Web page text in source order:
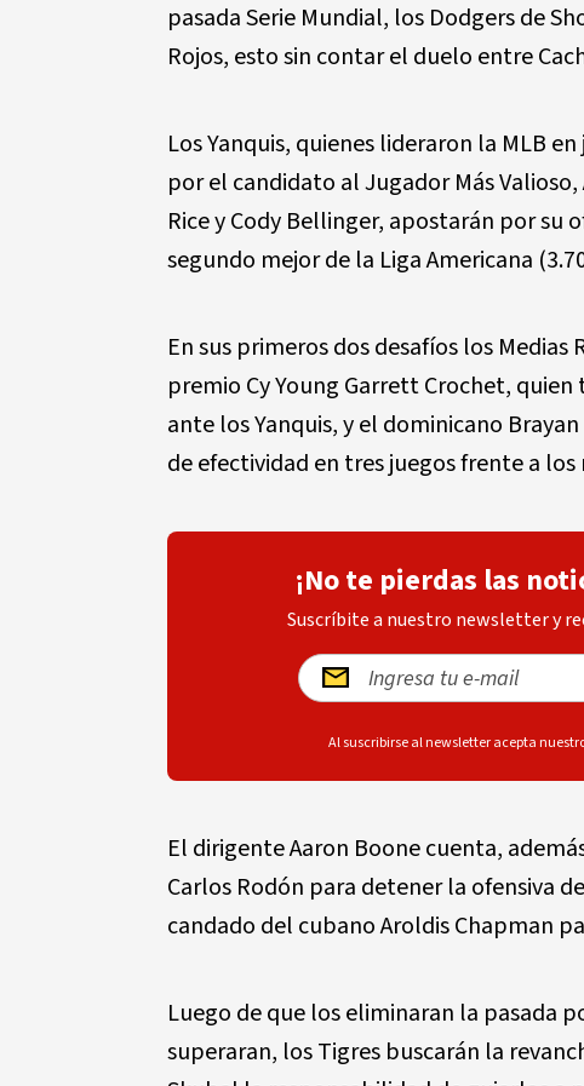
pasada Serie Mundial, los Dodgers de
Rojos, esto sin contar el duelo entre
Los Yanquis, quienes lideraron la MLB
por el candidato al Jugador Más
Rice y Cody Bellinger, apostarán por su
segundo mejor de la Liga Americana
En sus primeros dos desafíos los
premio Cy Young Garrett Crochet,
ante los Yanquis, y el dominicano
de efectividad en tres juegos frente a
¡No te pierdas las
Suscríbite a nuestro newsletter y
Al suscribirse al newsletter acepta
El dirigente Aaron Boone cuenta,
Carlos Rodón para detener la ofensiva
candado del cubano Aroldis Chapman
Luego de que los eliminaran la pasada
superaran, los Tigres buscarán la